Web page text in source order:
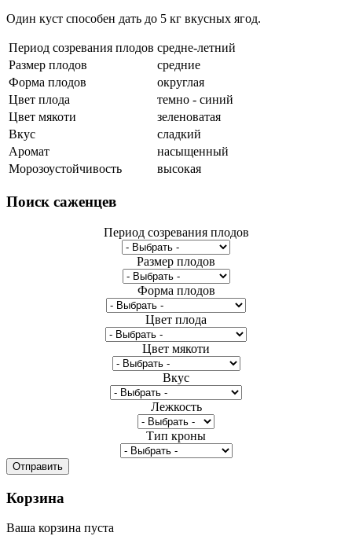
Один куст способен дать до 5 кг вкусных ягод.
Период созревания плодов средне-летний
Размер плодов
средние
Форма плодов
округлая
Цвет плода
темно - синий
Цвет мякоти
зеленоватая
Вкус
сладкий
Аромат
насыщенный
Морозоустойчивость
высокая
Поиск саженцев
Период созревания плодов
Размер плодов
Форма плодов
Цвет плода
Цвет мякоти
Вкус
Лежкость
Тип кроны
Корзина
Ваша корзина пуста